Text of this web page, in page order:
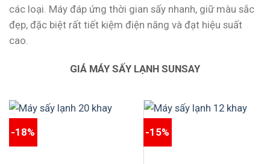
các loại. Máy đáp ứng thời gian sấy nhanh, giữ màu sắc
đẹp, đặc biệt rất tiết kiệm điện năng và đạt hiệu suất
cao.
GIÁ MÁY SẤY LẠNH SUNSAY
-18% -15%